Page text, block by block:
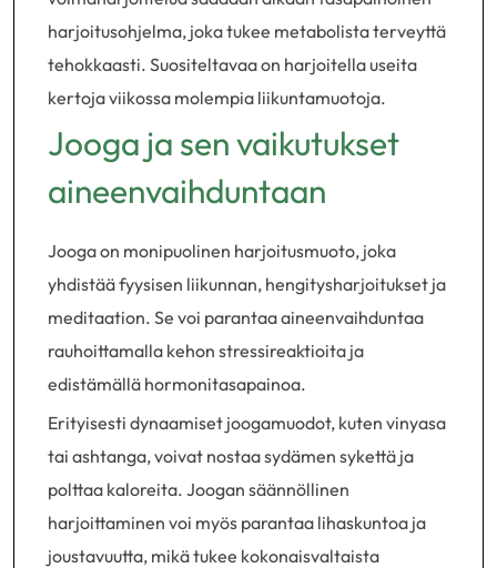
harjoitusohjelma, joka tukee metabolista terveyttä
tehokkaasti. Suositeltavaa on harjoitella useita
kertoja viikossa molempia liikuntamuotoja.
Jooga ja sen vaikutukset
aineenvaihduntaan
Jooga on monipuolinen harjoitusmuoto, joka
yhdistää fyysisen liikunnan, hengitysharjoitukset ja
meditaation. Se voi parantaa aineenvaihduntaa
rauhoittamalla kehon stressireaktioita ja
edistämällä hormonitasapainoa.
Erityisesti dynaamiset joogamuodot, kuten vinyasa
tai ashtanga, voivat nostaa sydämen sykettä ja
polttaa kaloreita. Joogan säännöllinen
harjoittaminen voi myös parantaa lihaskuntoa ja
joustavuutta, mikä tukee kokonaisvaltaista